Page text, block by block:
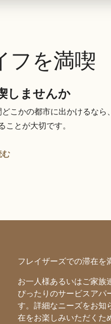
フを満喫
しませんか
こかの都市に出かけるなら
とが大切です。
む
フレイザーズでの滞在を
お一人様あるいはご家族
ぴったりのサービスアパ
す。詳細なニーズをお知
在をお楽しみいただくた